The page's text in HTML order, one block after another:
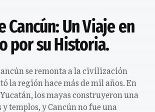
Cancún: Un Viaje en
por su Historia.
se remonta a la civilización
la región hace más de mil años. En
Yucatán, los mayas construyeron una
y templos, y Cancún no fue una